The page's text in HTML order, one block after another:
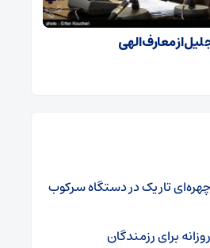
از معارف الهی
تاریک در دستگاه سرکوب